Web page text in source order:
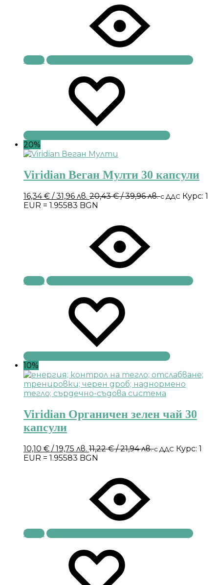
Купи
20%
Viridian Веган Мулти 30 капсули
16,34€ / 31,96 лв. 20,43€/ 39,96 лв.с ДДС Курс: 1
EUR = 1.95583 BGN
Купи
10%
Viridian Органичен зелен чай 30
капсули
10,10 € / 19,75 лв. 11,22€/ 21,94 лв.с ДДС Курс: 1
EUR = 1.95583 BGN
Купи